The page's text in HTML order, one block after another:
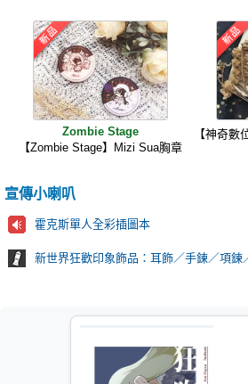
Zombie Stage
【Zombie Stage】Mizi Sua胸章
【神奇數
宣傳小喇叭
霍克斯單人全彩插圖本
新世界狂歡印象飾品：耳飾／手鍊／項鍊